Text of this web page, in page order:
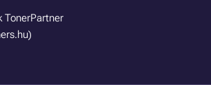
TonerPartner